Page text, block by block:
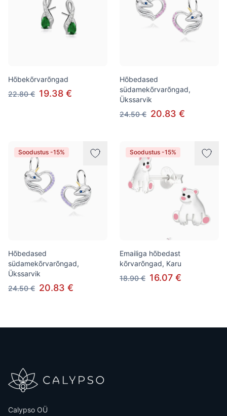
Hõbekõrvarõngad
22.80 € 19.38 €
Hõbedased
südamekõrvarõngad,
Ükssarvik
24.50 € 20.83 €
Soodustus -15%
Hõbedased
südamekõrvarõngad,
Ükssarvik
24.50 € 20.83 €
Soodustus -15%
Emailiga hõbedast
kõrvarõngad, Karu
18.90 € 16.07 €
Calypso OÜ